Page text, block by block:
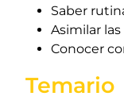
Saber
Asimilar las
Conocer
Temario